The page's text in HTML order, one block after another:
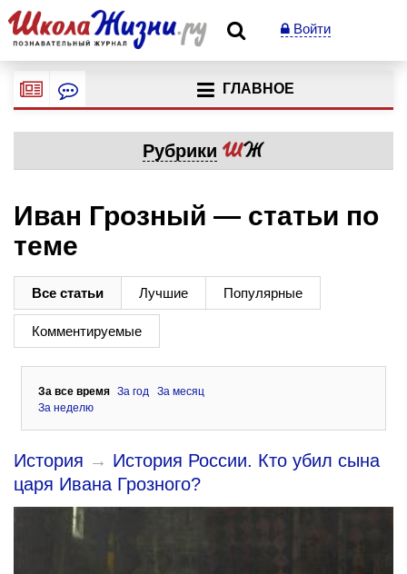
Войти
ГЛАВНОЕ
Рубрики
Иван Грозный — статьи по
теме
Все статьи Лучшие Популярные
Комментируемые
За все время За год
За месяц
За неделю
История → История России. Кто убил сына
царя Ивана Грозного?